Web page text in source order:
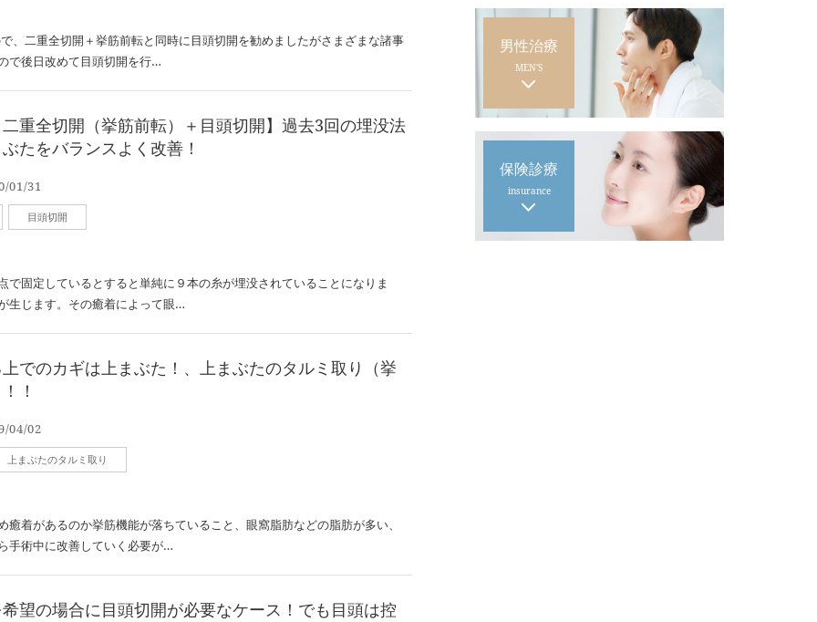
、二重全切開＋挙筋前転と同時に目頭切開を勧めましたがさまざまな諸事
で後日改めて目頭切開を行…
重全切開（挙筋前転）＋目頭切開】過去3回の埋没法
たをバランスよく改善！
01/31
目頭切開
固定しているとすると単純に９本の糸が埋没されていることになりま
生じます。その癒着によって眼…
でのカギは上まぶた！、上まぶたのタルミ取り（挙
！
04/02
上まぶたのタルミ取り
着があるのか挙筋機能が落ちていること、眼窩脂肪などの脂肪が多い、
手術中に改善していく必要が…
望の場合に目頭切開が必要なケース！でも目頭は控
男性治療
MEN'S
保険診療
insurance